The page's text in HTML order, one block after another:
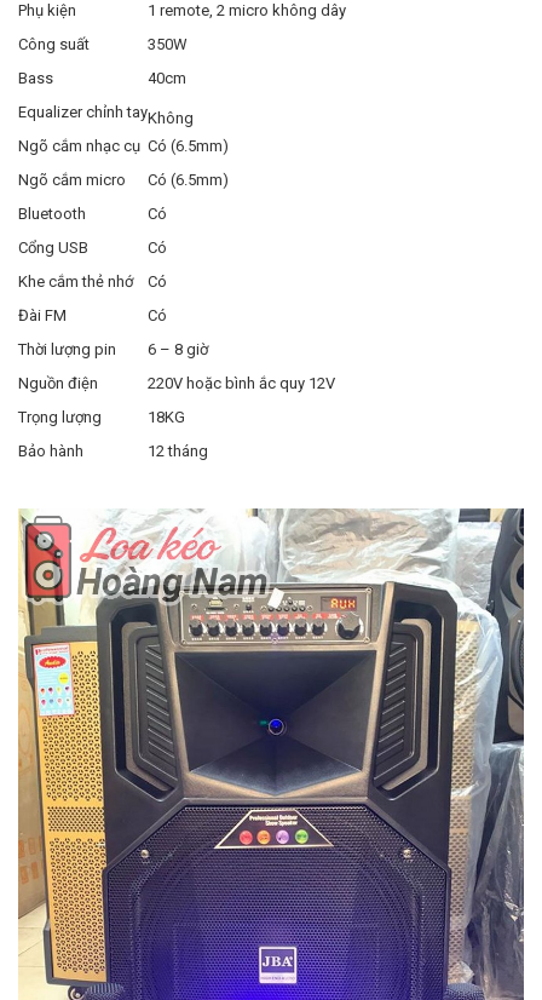
Phụ kiện
1 remote, 2 micro không dây
Công suất
350W
Bass
40cm
Equalizer chỉnh tayKhông
Ngõ cắm nhạc cụ Có (6.5mm)
Ngõ cắm micro
Có (6.5mm)
Bluetooth
Có
Cổng USB
Có
Khe cắm thẻ nhớ
Có
Đài FM
Có
Thời lượng pin
6 – 8 giờ
Nguồn điện
220V hoặc bình ắc quy 12V
Trọng lượng
18KG
Bảo hành
12 tháng